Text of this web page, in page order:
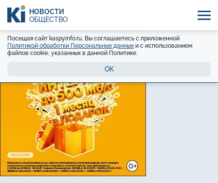
НОВОСТИ
ОБЩЕСТВО
Посещая сайт kaspyinfo.ru, Вы соглашаетесь с приложенной
Политикой обработки Персональных данных и с использованием
файлов cookie, указанных в данной Политике.
OK